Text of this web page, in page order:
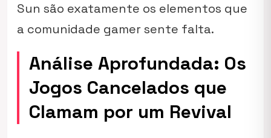
Sun são exatamente os elementos que
a comunidade gamer sente falta.
Análise Aprofundada: Os
Jogos Cancelados que
Clamam por um Revival